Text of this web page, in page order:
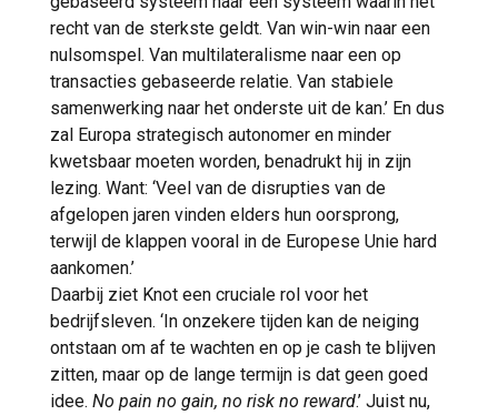
recht van de sterkste geldt. Van win-win naar een
nulsomspel. Van multilateralisme naar een op
transacties gebaseerde relatie. Van stabiele
samenwerking naar het onderste uit de kan.’ En dus
zal Europa strategisch autonomer en minder
kwetsbaar moeten worden, benadrukt hij in zijn
lezing. Want: ‘Veel van de disrupties van de
afgelopen jaren vinden elders hun oorsprong,
terwijl de klappen vooral in de Europese Unie hard
aankomen.’
Daarbij ziet Knot een cruciale rol voor het
bedrijfsleven. ‘In onzekere tijden kan de neiging
ontstaan om af te wachten en op je cash te blijven
zitten, maar op de lange termijn is dat geen goed
idee. No pain no gain, no risk no reward.’ Juist nu,